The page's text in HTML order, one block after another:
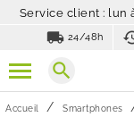
Service client : lun
local_shipping 24/48h
search
Accueil Smartphones